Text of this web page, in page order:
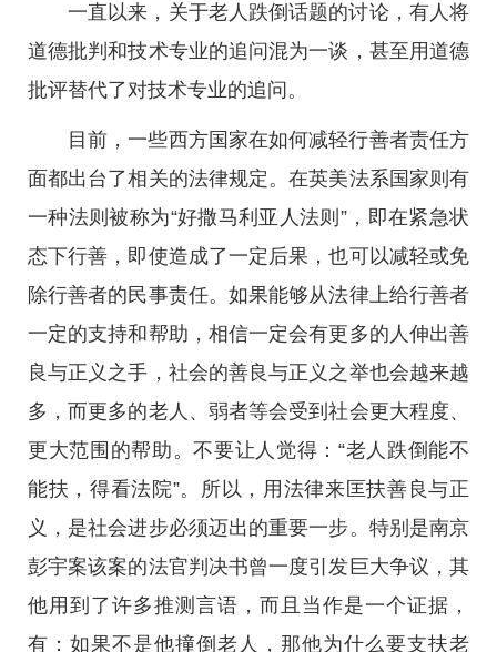
一直以来，关于老人跌倒话题的讨论，有人将
道德批判和技术专业的追问混为一谈，甚至用道德
批评替代了对技术专业的追问。
目前，一些西方国家在如何减轻行善者责任方
面都出台了相关的法律规定。在英美法系国家则有
一种法则被称为“好撒马利亚人法则”，即在紧急状
态下行善，即使造成了一定后果，也可以减轻或免
除行善者的民事责任。如果能够从法律上给行善者
一定的支持和帮助，相信一定会有更多的人伸出善
良与正义之手，社会的善良与正义之举也会越来越
多，而更多的老人、弱者等会受到社会更大程度、
更大范围的帮助。不要让人觉得：“老人跌倒能不
能扶，得看法院”。所以，用法律来匡扶善良与正
义，是社会进步必须迈出的重要一步。特别是南京
彭宇案该案的法官判决书曾一度引发巨大争议，其
他用到了许多推测言语，而且当作是一个证据，
有：如果不是他撞倒老人，那他为什么要支扶老